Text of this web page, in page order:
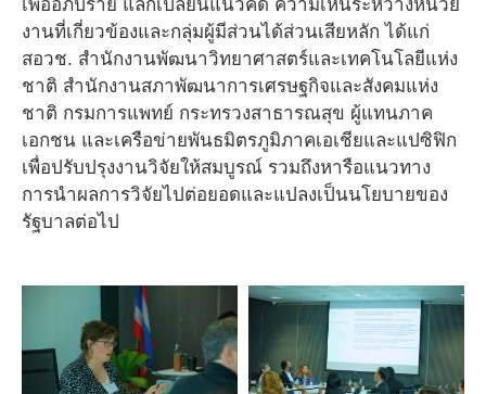
เพื่ออภิปราย แลกเปลี่ยนแนวคิด ความเห็นระหว่างหน่วย
งานที่เกี่ยวข้องและกลุ่มผู้มีส่วนได้ส่วนเสียหลัก ได้แก่
สอวช. สำนักงานพัฒนาวิทยาศาสตร์และเทคโนโลยีแห่ง
ชาติ สำนักงานสภาพัฒนาการเศรษฐกิจและสังคมแห่ง
ชาติ กรมการแพทย์ กระทรวงสาธารณสุข ผู้แทนภาค
เอกชน และเครือข่ายพันธมิตรภูมิภาคเอเชียและแปซิฟิก
เพื่อปรับปรุงงานวิจัยให้สมบูรณ์ รวมถึงหารือแนวทาง
การนำผลการวิจัยไปต่อยอดและแปลงเป็นนโยบายของ
รัฐบาลต่อไป